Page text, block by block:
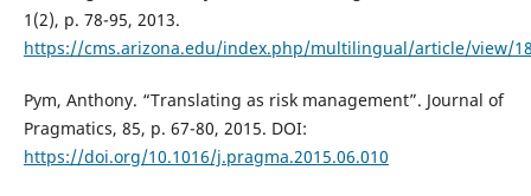
1(2), p. 78-95, 2013.
https://cms.arizona.edu/index.php/multilingual/article/view/
Pym, Anthony. “Translating as risk management”. Journal of
Pragmatics, 85, p. 67-80, 2015. DOI:
https://doi.org/10.1016/j.pragma.2015.06.010